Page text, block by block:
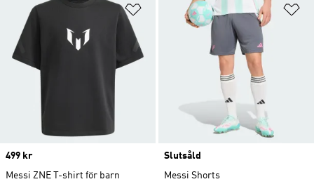
Lägg till på önskelistan
Price
499 kr
Messi ZNE T-shirt för barn
Slutsåld
Messi Shorts